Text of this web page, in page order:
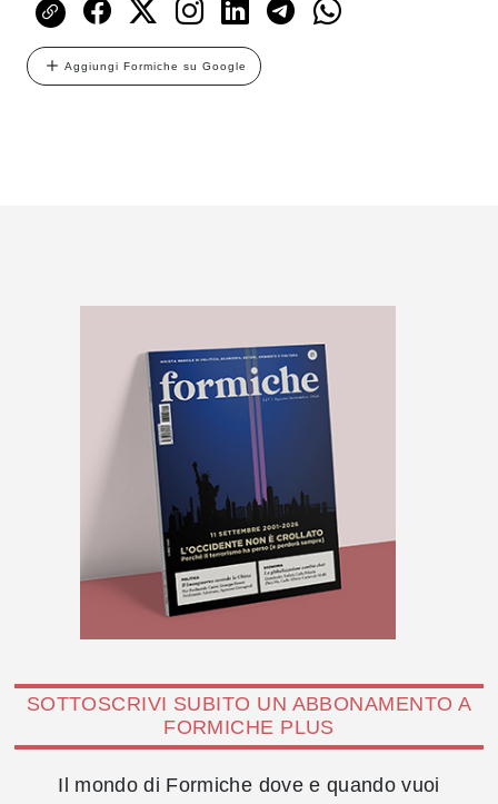
Aggiungi Formiche su Google
SOTTOSCRIVI SUBITO UN ABBONAMENTO A
FORMICHE PLUS
Il mondo di Formiche dove e quando vuoi